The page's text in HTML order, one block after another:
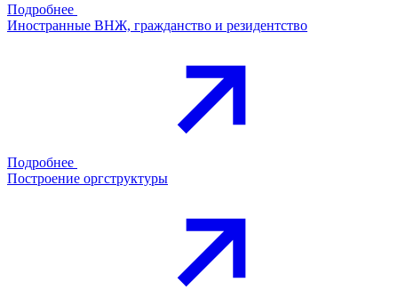
Подробнее
Иностранные ВНЖ, гражданство и резидентство
Подробнее
Построение оргструктуры